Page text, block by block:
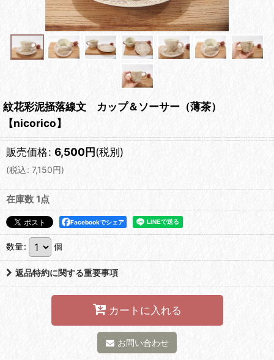
紋花彩泥掻落線文 カップ＆ソーサー（薄茶）
【nicorico】
販売価格: 6,500円(税別)
(税込: 7,150円)
在庫数 1点
Facebookでシェア
数量: 個
返品特約に関する重要事項
カートに入れる
お問い合わせ